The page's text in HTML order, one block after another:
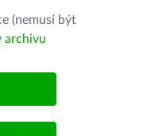
(nemusí být
archivu